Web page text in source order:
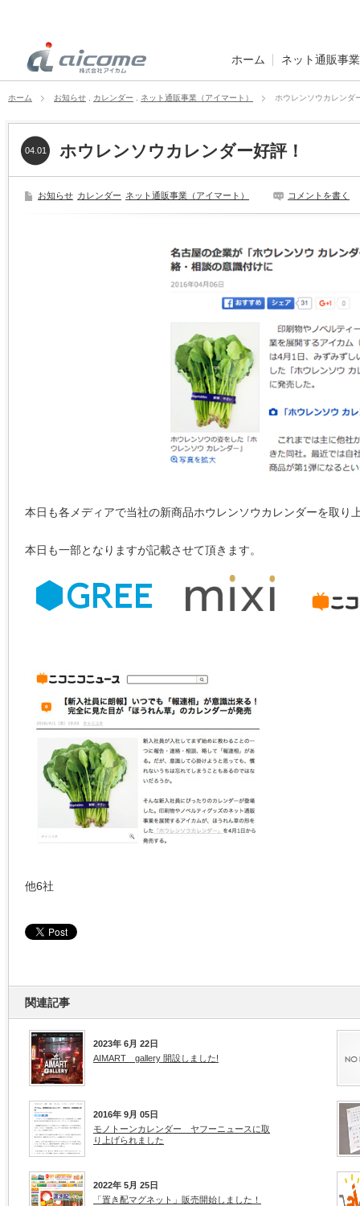
ホーム ネット通販事
ホーム お知らせ カレンダー ネット通販事業（アイマート） ホウレンソウカレンダ
ホウレンソウカレンダー好評！
04.01
お知らせ カレンダー ネット通販事業（アイマート） コメントを書く
本日も各メディアで当社の新商品ホウレンソウカレンダーを取り
本日も一部となりますが記載させて頂きます。
他6社
関連記事
2023年 6月 22日
AIMART gallery 開設しました!
2016年 9月 05日
モノトーンカレンダー ヤフーニュースに取
り上げられました
2022年 5月 25日
「置き配マグネット」販売開始しました！